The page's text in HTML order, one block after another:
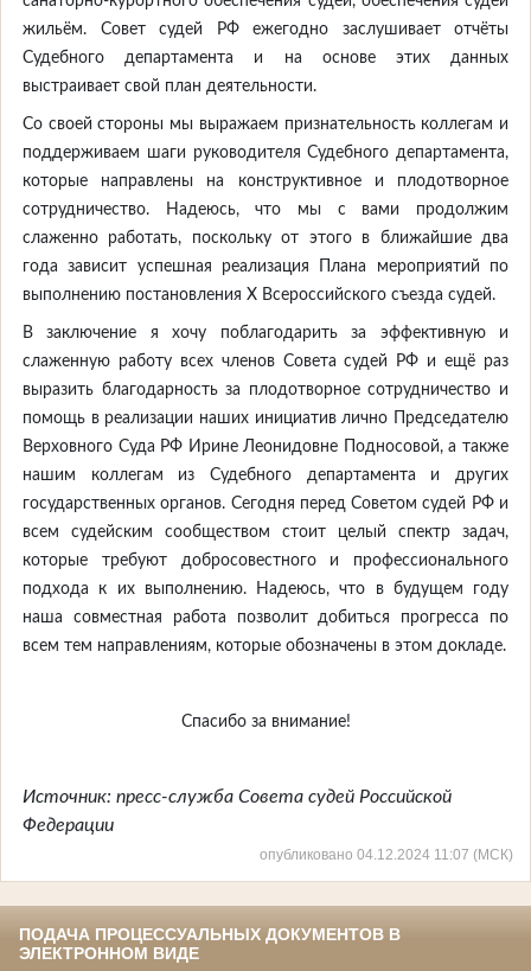
жильём. Совет судей РФ ежегодно заслушивает отчёты
Судебного департамента и на основе этих данных
выстраивает свой план деятельности.
Со своей стороны мы выражаем признательность коллегам и
поддерживаем шаги руководителя Судебного департамента,
которые направлены на конструктивное и плодотворное
сотрудничество. Надеюсь, что мы с вами продолжим
слаженно работать, поскольку от этого в ближайшие два
года зависит успешная реализация Плана мероприятий по
выполнению постановления X Всероссийского съезда судей.
В заключение я хочу поблагодарить за эффективную и
слаженную работу всех членов Совета судей РФ и ещё раз
выразить благодарность за плодотворное сотрудничество и
помощь в реализации наших инициатив лично Председателю
Верховного Суда РФ Ирине Леонидовне Подносовой, а также
нашим коллегам из Судебного департамента и других
государственных органов. Сегодня перед Советом судей РФ и
всем судейским сообществом стоит целый спектр задач,
которые требуют добросовестного и профессионального
подхода к их выполнению. Надеюсь, что в будущем году
наша совместная работа позволит добиться прогресса по
всем тем направлениям, которые обозначены в этом докладе.
Спасибо за внимание!
Источник: пресс-служба Совета судей Российской
Федерации
опубликовано 04.12.2024 11:07 (МСК)
ПОДАЧА ПРОЦЕССУАЛЬНЫХ ДОКУМЕНТОВ В
ЭЛЕКТРОННОМ ВИДЕ